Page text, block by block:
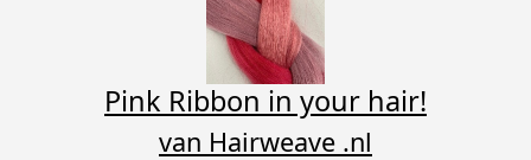
Pink Ribbon in your hair!
van Hairweave .nl